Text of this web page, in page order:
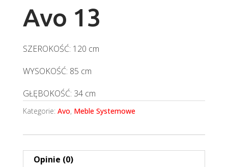
Avo 13
SZEROKOŚĆ: 120 cm
WYSOKOŚĆ: 85 cm
GŁĘBOKOŚĆ: 34 cm
Kategorie: Avo, Meble Systemowe
Opinie (0)